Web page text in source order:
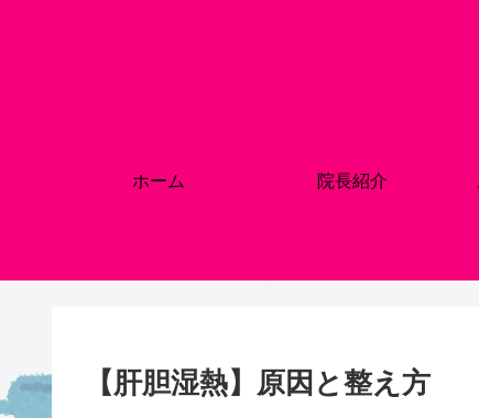
ホーム 院長紹介
【肝胆湿熱】原因と整え方